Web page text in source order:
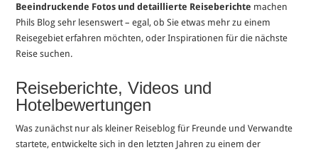
Beeindruckende Fotos und detaillierte Reiseberichte machen
Phils Blog sehr lesenswert – egal, ob Sie etwas mehr zu einem
Reisegebiet erfahren möchten, oder Inspirationen für die nächste
Reise suchen.
Reiseberichte, Videos und
Hotelbewertungen
Was zunächst nur als kleiner Reiseblog für Freunde und Verwandte
startete, entwickelte sich in den letzten Jahren zu einem der